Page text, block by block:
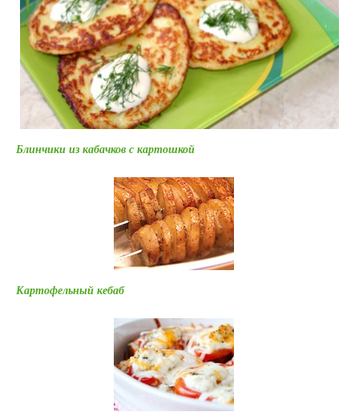
Блинчики из кабачков с картошкой
Картофельный кебаб